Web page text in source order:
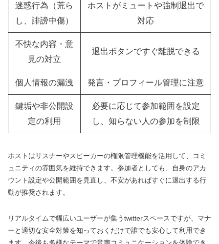
迷惑行為（荒ら
し、誹謗中傷）
ホストがミュートや強制退出で
対応
不快な内容・意
見の対立
退出ボタンですぐ離脱できる
個人情報の漏洩 発言・プロフィール管理に注意
鍵垢や非公開設
定の利用
必要に応じて参加範囲を設定
し、知らない人の参加を制限
ホストはリスナーやスピーカーの権限管理機能を活用して、コミ
ュニティの雰囲気を維持できます。参加者としても、自身のアカ
ウント設定や公開範囲を見直し、不安があればすぐに退出する行
動が推奨されます。
リアルタイムで幅広いユーザーが集うtwitterスペースですが、マナ
ーと適切な安全対策を知っておくだけで誰でも安心して利用でき